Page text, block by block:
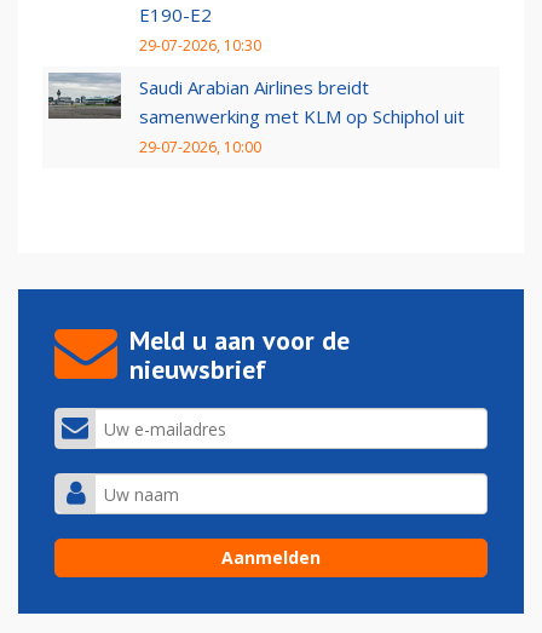
E190-E2
29-07-2026, 10:30
Saudi Arabian Airlines breidt
samenwerking met KLM op Schiphol uit
29-07-2026, 10:00
Meld u aan voor de
nieuwsbrief